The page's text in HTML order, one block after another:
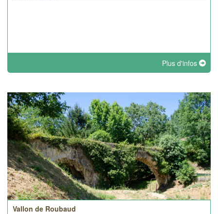
Plus d'infos
Vallon de Roubaud